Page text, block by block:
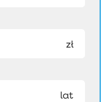
zł
lat